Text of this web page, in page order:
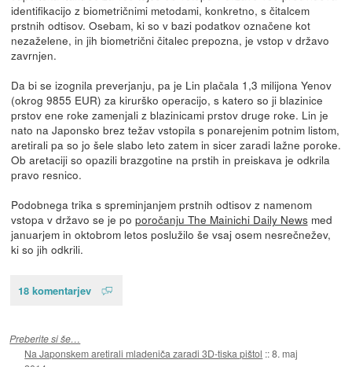
identifikacijo z biometričnimi metodami, konkretno, s čitalcem
prstnih odtisov. Osebam, ki so v bazi podatkov označene kot
nezaželene, in jih biometrični čitalec prepozna, je vstop v državo
zavrnjen.
Da bi se izognila preverjanju, pa je Lin plačala 1,3 milijona Yenov
(okrog 9855 EUR) za kirurško operacijo, s katero so ji blazinice
prstov ene roke zamenjali z blazinicami prstov druge roke. Lin je
nato na Japonsko brez težav vstopila s ponarejenim potnim listom,
aretirali pa so jo šele slabo leto zatem in sicer zaradi lažne poroke.
Ob aretaciji so opazili brazgotine na prstih in preiskava je odkrila
pravo resnico.
Podobnega trika s spreminjanjem prstnih odtisov z namenom
vstopa v državo se je po poročanju The Mainichi Daily Newsmed
januarjem in oktobrom letos poslužilo še vsaj osem nesrečnežev,
ki so jih odkrili.
18 komentarjev
Preberite si še…
Na Japonskem aretirali mladeniča zaradi 3D-tiska pištol ::8. maj